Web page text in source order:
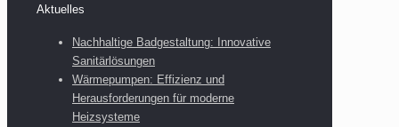
Aktuelles
Nachhaltige Badgestaltung: Innovative
Sanitärlösungen
Wärmepumpen: Effizienz und
Herausforderungen für moderne
Heizsysteme